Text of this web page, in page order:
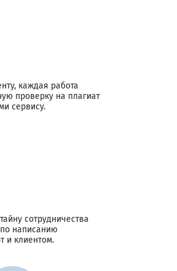
каждая работа
проверку на плагиат
сервису.
сотрудничества
написанию
и клиентом.